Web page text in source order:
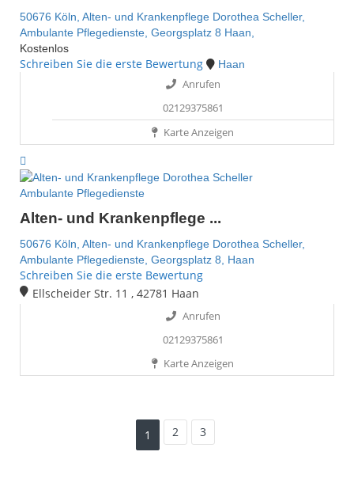
50676 Köln, Alten- und Krankenpflege Dorothea Scheller,
Ambulante Pflegedienste, Georgsplatz 8 Haan,
Kostenlos
Schreiben Sie die erste Bewertung Haan
Anrufen
02129375861
Karte Anzeigen
Ambulante Pflegedienste
Alten- und Krankenpflege ...
50676 Köln, Alten- und Krankenpflege Dorothea Scheller,
Ambulante Pflegedienste, Georgsplatz 8, Haan
Schreiben Sie die erste Bewertung
Ellscheider Str. 11 , 42781 Haan
Anrufen
02129375861
Karte Anzeigen
1 2 3